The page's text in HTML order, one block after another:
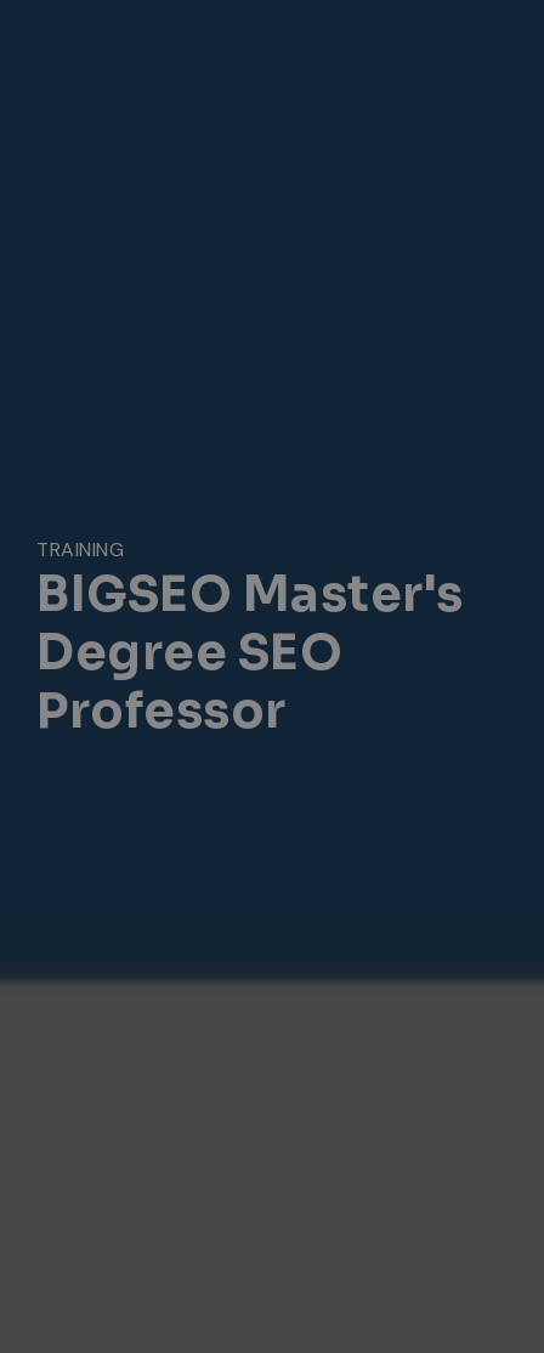
TRAINING
BIGSEO Master's
Degree SEO
Professor